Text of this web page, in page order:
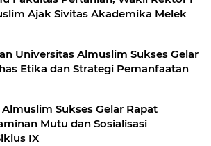
Ajak Sivitas Akademika Melek
Universitas Almuslim Sukses Gelar
Etika dan Strategi Pemanfaatan
Sukses Gelar Rapat
Mutu dan Sosialisasi
IX